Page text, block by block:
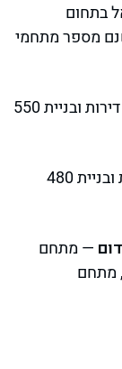
בתחום
נכון לשנת 2023, ישנם מספר מתחמי
פינוי של 144 דירות ובניית 550
פינוי של 160 דירות ובניית 480
— מתחם
מתחם